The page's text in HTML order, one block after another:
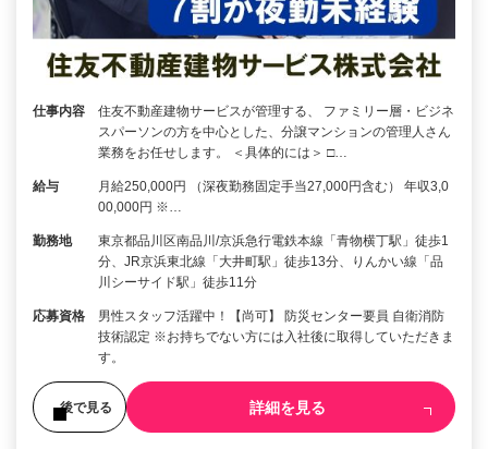
仕事内容
住友不動産建物サービスが管理する、 ファミリー層・ビジネ
スパーソンの方を中心とした、分譲マンションの管理人さん
業務をお任せします。 ＜具体的には＞ □…
給与
月給250,000円 （深夜勤務固定手当27,000円含む） 年収3,0
00,000円 ※…
勤務地
東京都品川区南品川/京浜急行電鉄本線「青物横丁駅」徒歩1
分、JR京浜東北線「大井町駅」徒歩13分、りんかい線「品
川シーサイド駅」徒歩11分
応募資格
男性スタッフ活躍中！【尚可】 防災センター要員 自衛消防
技術認定 ※お持ちでない方には入社後に取得していただきま
す。
後で見る 詳細を見る